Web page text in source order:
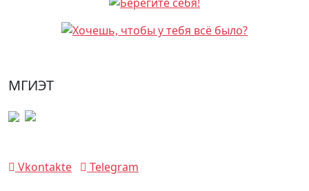
МГИЭТ
Vkontakte Telegram